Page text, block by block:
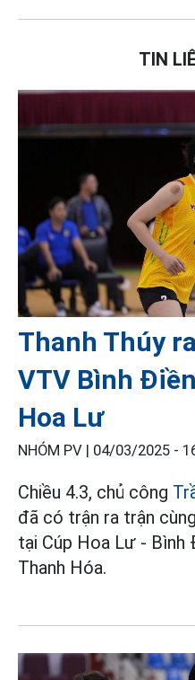
TIN
Thanh Thúy
VTV Bình
Hoa Lư
NHÓM PV | 04/03/2025 -
Chiều 4.3, chủ công
đã có trận ra trận
tại Cúp Hoa Lư - Bình
Thanh Hóa.